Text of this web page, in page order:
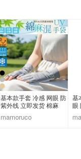
基本款手套 冷感 网眼 防
紫外线 立即发货 棉麻
mamoruco
基
眼